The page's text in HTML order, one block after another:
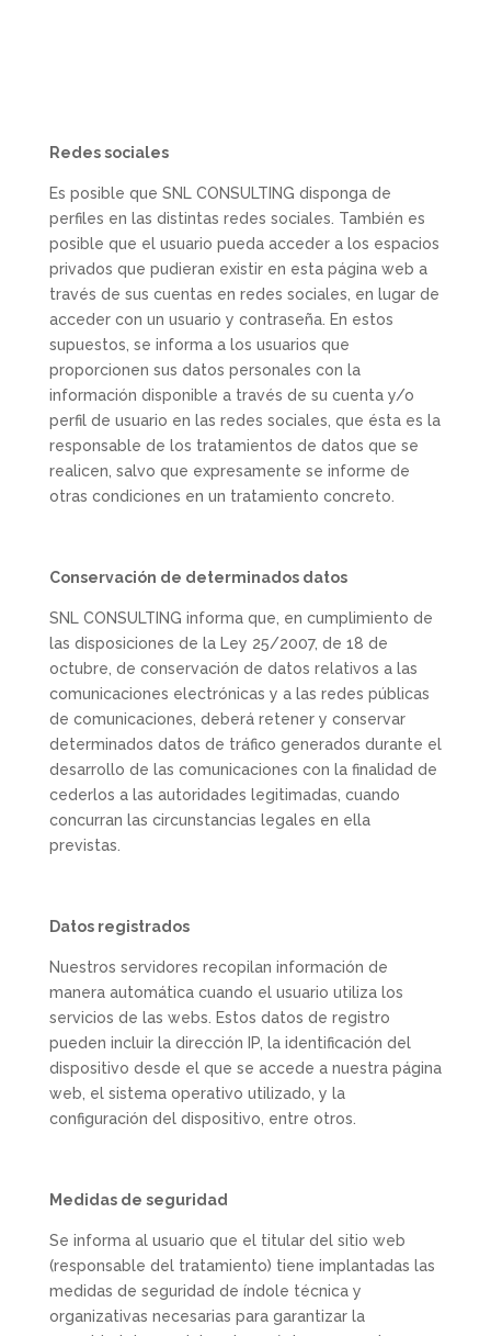
Redes sociales
Es posible que SNL CONSULTING disponga de
perfiles en las distintas redes sociales. También es
posible que el usuario pueda acceder a los espacios
privados que pudieran existir en esta página web a
través de sus cuentas en redes sociales, en lugar de
acceder con un usuario y contraseña. En estos
supuestos, se informa a los usuarios que
proporcionen sus datos personales con la
información disponible a través de su cuenta y/o
perfil de usuario en las redes sociales, que ésta es la
responsable de los tratamientos de datos que se
realicen, salvo que expresamente se informe de
otras condiciones en un tratamiento concreto.
Conservación de determinados datos
SNL CONSULTING informa que, en cumplimiento de
las disposiciones de la Ley 25/2007, de 18 de
octubre, de conservación de datos relativos a las
comunicaciones electrónicas y a las redes públicas
de comunicaciones, deberá retener y conservar
determinados datos de tráfico generados durante el
desarrollo de las comunicaciones con la finalidad de
cederlos a las autoridades legitimadas, cuando
concurran las circunstancias legales en ella
previstas.
Datos registrados
Nuestros servidores recopilan información de
manera automática cuando el usuario utiliza los
servicios de las webs. Estos datos de registro
pueden incluir la dirección IP, la identificación del
dispositivo desde el que se accede a nuestra página
web, el sistema operativo utilizado, y la
configuración del dispositivo, entre otros.
Medidas de seguridad
Se informa al usuario que el titular del sitio web
(responsable del tratamiento) tiene implantadas las
medidas de seguridad de índole técnica y
organizativas necesarias para garantizar la